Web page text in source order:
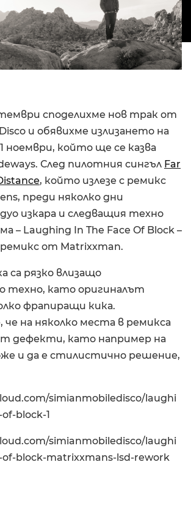
споделихме нов трак от
и обявихме излизането на
ноември, който ще се казва
След пилотния сингъл Far
, който излезе с ремикс
преди няколко дни
изкара и следващия техно
– Laughing In The Face Of Block –
от Matrixxman.
са рязко влизащо
техно, като оригиналът
фрапиращи кика.
на няколко места в ремикса
дефекти, като например на
и да е стилистично решение,
simianmobiledisco/laughi
block-1
simianmobiledisco/laughi
block-matrixxmans-lsd-rework